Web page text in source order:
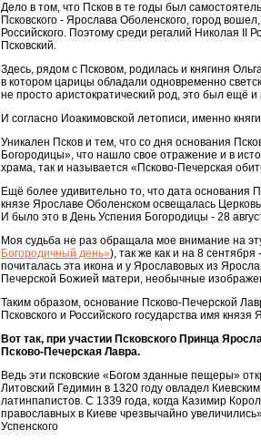
Дело в том, что Псков в те годы был
Псковского - Ярослава Оболенского, город
Российского. Поэтому среди регалий Николая II
Псковский.
Здесь, рядом с Псковом, родилась и княгиня
в котором царицы обладали одновременно
не просто аристократический род, это был ещё
И согласно Иоакимовской летописи, именно
Уникален Псков и тем, что со дня основания
Богородицы», что нашло свое отражение и в
храма, так и называется «Псково-Печерская
Ещё более удивительно то, что дата основания
князе Ярославе Оболенском освещалась
И было это в День Успения Богородицы - 28
Моя судьба не раз обращала мое внимание на
Богородичный день»), так же как и на 8
почиталась эта икона и у Ярославовых из
Печерской Божией матери, необычные
Таким образом, основание Псково-Печерской
Псковского и Российского государства имя
Вот так, при участии Псковского Принца
Псково-Печерская Лавра.
Ведь эти псковские «Богом зданные пещеры»
Литовский Гедимин в 1320 году овладел
латинпапистов. С 1339 года, когда Казимир
православных в Киеве чрезвычайно
Успенского